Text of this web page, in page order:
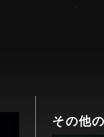
その他